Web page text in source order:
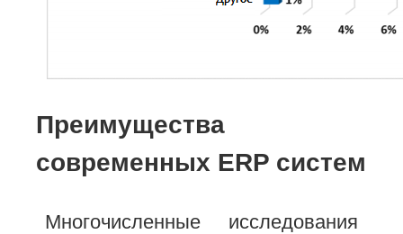
Преимущества
современных ERP систем
Многочисленные исследования